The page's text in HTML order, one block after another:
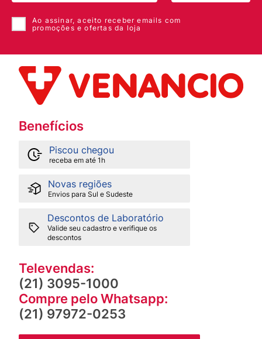
Ao assinar, aceito receber emails com
promoções e ofertas da loja
Benefícios
Piscou chegou
receba em até 1h
Novas regiões
Envios para Sul e Sudeste
Descontos de Laboratório
Valide seu cadastro e verifique os
descontos
Televendas:
(21) 3095-1000
Compre pelo Whatsapp:
(21) 97972-0253